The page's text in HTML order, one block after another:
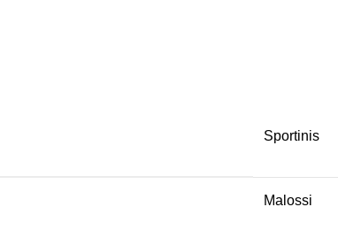
Sportinis
Malossi